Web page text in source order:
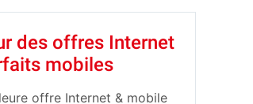
des offres Internet
mobiles
offre Internet & mobile